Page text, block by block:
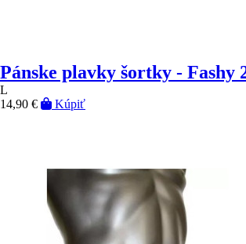
Pánske plavky šortky - Fashy
L
14,90 €
Kúpiť